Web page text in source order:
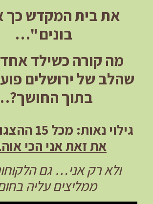
את בית המקדש כך
בונים "…
מה קורה כשילד
שהלב של ירושלים
בתוך
גילוי נאות: מכל 15 ההצגות שלנו –
את זאת אני הכי
ולא רק אני… גם
ממליצים עליה